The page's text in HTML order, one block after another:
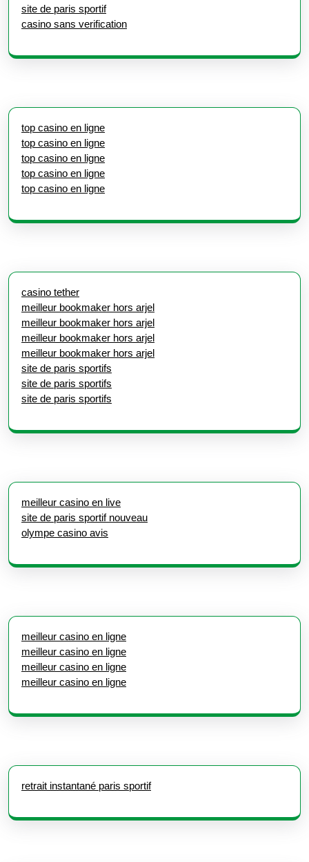
site de paris sportif
casino sans verification
top casino en ligne
top casino en ligne
top casino en ligne
top casino en ligne
top casino en ligne
casino tether
meilleur bookmaker hors arjel
meilleur bookmaker hors arjel
meilleur bookmaker hors arjel
meilleur bookmaker hors arjel
site de paris sportifs
site de paris sportifs
site de paris sportifs
meilleur casino en live
site de paris sportif nouveau
olympe casino avis
meilleur casino en ligne
meilleur casino en ligne
meilleur casino en ligne
meilleur casino en ligne
retrait instantané paris sportif